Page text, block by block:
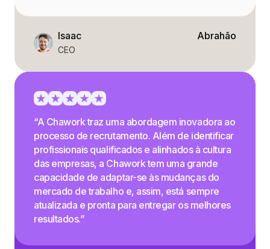
Isaac
CEO
Abrahão
“A Chawork traz uma abordagem inovadora ao
processo de recrutamento. Além de identificar
profissionais qualificados e alinhados à cultura
das empresas, a Chawork tem uma grande
capacidade de adaptar-se às mudanças do
mercado de trabalho e, assim, está sempre
atualizada e pronta para entregar os melhores
resultados.”